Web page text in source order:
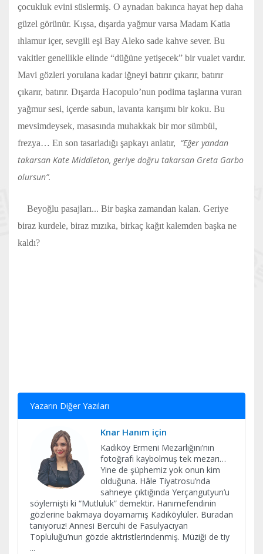
çocukluk evini süslermiş. O aynadan bakınca hayat hep daha
güzel görünür. Kışsa, dışarda yağmur varsa Madam Katia
ıhlamur içer, sevgili eşi Bay Aleko sade kahve sever. Bu
vakitler genellikle elinde “düğüne yetişecek” bir vualet vardır.
Mavi gözleri yorulana kadar iğneyi batırır çıkarır, batırır
çıkarır, batırır. Dışarda Hacopulo’nun podima taşlarına vuran
yağmur sesi, içerde sabun, lavanta karışımı bir koku. Bu
mevsimdeysek, masasında muhakkak bir mor sümbül,
frezya… En son tasarladığı şapkayı anlatır, “Eğer yandan
takarsan Kate Middleton, geriye doğru takarsan Greta Garbo
olursun”.
Beyoğlu pasajları... Bir başka zamandan kalan. Geriye
biraz kurdele, biraz mızıka, birkaç kağıt kalemden başka ne
kaldı?
Yazarın Diğer Yazıları
Knar Hanım için
Kadıköy Ermeni Mezarlığını’nın
fotoğrafı kaybolmuş tek mezarı…
Yine de şüphemiz yok onun kim
olduğuna. Hâle Tiyatrosu’nda
sahneye çıktığında Yerçangutyun’u
söylemişti ki “Mutluluk” demektir. Hanımefendinin
gözlerine bakmaya doyamamış Kadıköylüler. Buradan
tanıyoruz! Annesi Bercuhi de Fasulyacıyan
Topluluğu’nun gözde aktristlerindenmiş. Müziği de tiy
...